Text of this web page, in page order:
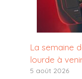
La semaine
lourde à
5 août 2026